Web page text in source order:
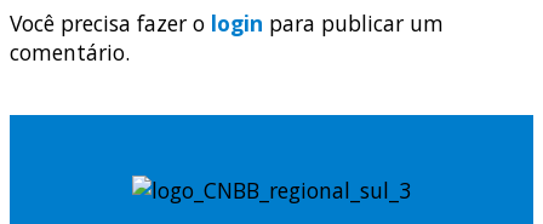
Você precisa fazer o login para publicar um
comentário.